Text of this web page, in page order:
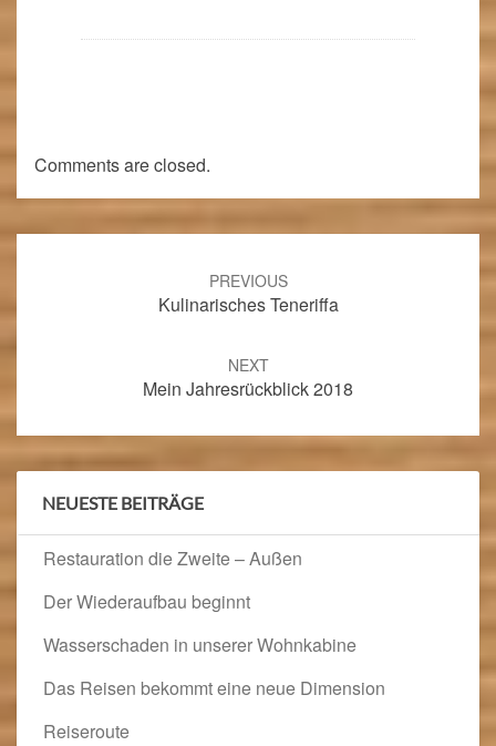
Comments are closed.
PREVIOUS
Kulinarisches Teneriffa
NEXT
Mein Jahresrückblick 2018
NEUESTE BEITRÄGE
Restauration die Zweite – Außen
Der Wiederaufbau beginnt
Wasserschaden in unserer Wohnkabine
Das Reisen bekommt eine neue Dimension
Reiseroute